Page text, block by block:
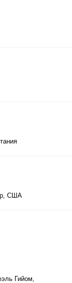
США
Гийом,